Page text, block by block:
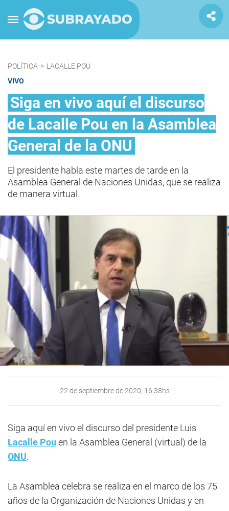
POLÍTICA > LACALLE POU
VIVO
Siga en vivo aquí el discurso
de Lacalle Pou en la Asamblea
General de la ONU
El presidente habla este martes de tarde en la
Asamblea General de Naciones Unidas, que se realiza
de manera virtual.
22 de septiembre de 2020, 16:38hs
Siga aquí en vivo el discurso del presidente Luis
Lacalle Pouen la Asamblea General (virtual) de la
ONU.
La Asamblea celebra se realiza en el marco de los 75
años de la Organización de Naciones Unidas y en